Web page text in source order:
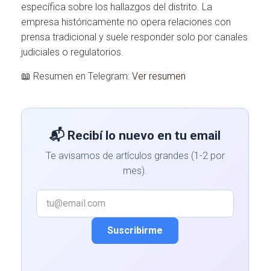
específica sobre los hallazgos del distrito. La
empresa históricamente no opera relaciones con
prensa tradicional y suele responder solo por canales
judiciales o regulatorios.
📖 Resumen en Telegram: Ver resumen
📬 Recibí lo nuevo en tu email
Te avisamos de artículos grandes (1-2 por
mes).
Suscribirme